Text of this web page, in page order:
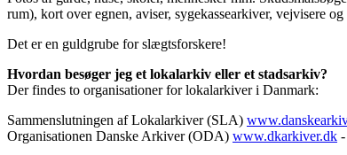
rum), kort over egnen, aviser, sygekassearkiver, vejvisere
Det er en guldgrube for slægtsforskere!
Hvordan besøger jeg et lokalarkiv eller et stadsarkiv?
Der findes to organisationer for lokalarkiver i Danmark:
Sammenslutningen af Lokalarkiver (SLA)
Organisationen Danske Arkiver (ODA) www.dkarkiver.dk